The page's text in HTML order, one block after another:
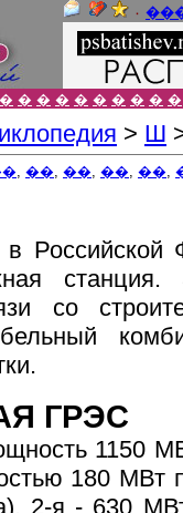
٠
� � � � � � � � � �
> Ш
, ��, ��, ��, ��,
в Российской
со
ГРЭС
1150
180 МВт
2-я - 630